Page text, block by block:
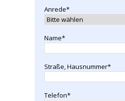
Anrede*
Name*
Straße, Hausnummer*
Telefon*